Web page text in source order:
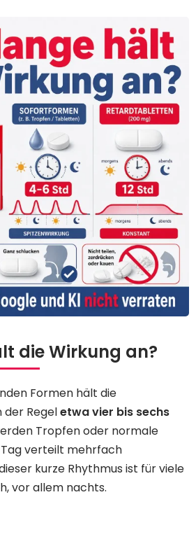
die Wirkung an?
Formen hält die
der Regeletwa vier bis sechs
Tropfen oder normale
verteilt mehrfach
kurze Rhythmus ist für viele
vor allem nachts.